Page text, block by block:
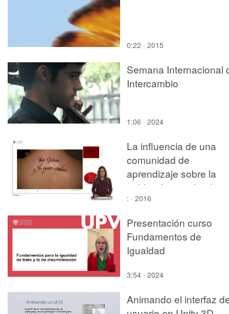
0:22 · 2015
Semana Internacional
Intercambio
1:06 · 2024
La influencia de una
comunidad de
aprendizaje sobre la
población escolar de
etnia gitana
: · 2016
Presentación curso
Fundamentos de
Igualdad
3:54 · 2024
Animando el interfaz